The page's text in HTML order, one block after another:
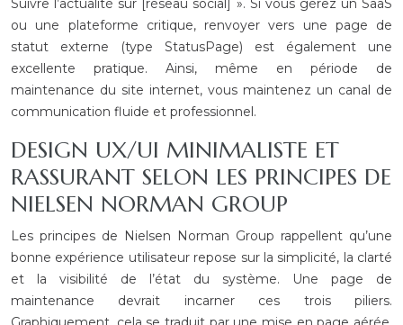
Suivre l’actualité sur [réseau social] ». Si vous gérez un SaaS
ou une plateforme critique, renvoyer vers une page de
statut externe (type StatusPage) est également une
excellente pratique. Ainsi, même en période de
maintenance du site internet, vous maintenez un canal de
communication fluide et professionnel.
DESIGN UX/UI MINIMALISTE ET
RASSURANT SELON LES PRINCIPES DE
NIELSEN NORMAN GROUP
Les principes de Nielsen Norman Group rappellent qu’une
bonne expérience utilisateur repose sur la simplicité, la clarté
et la visibilité de l’état du système. Une page de
maintenance devrait incarner ces trois piliers.